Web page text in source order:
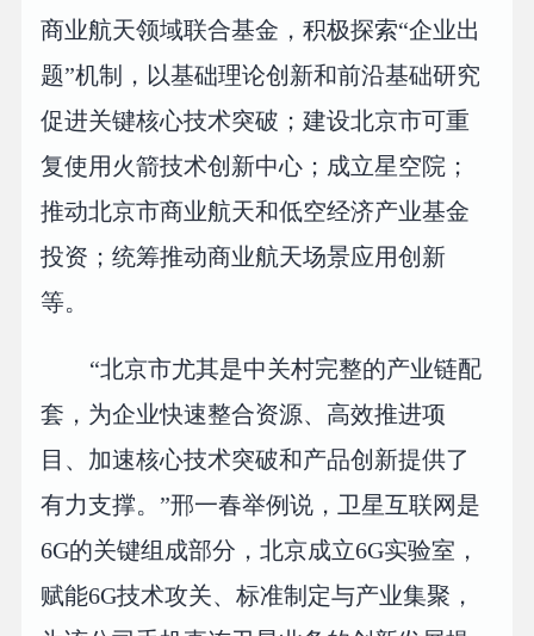
商业航天领域联合基金，积极探索“企业出
题”机制，以基础理论创新和前沿基础研究
促进关键核心技术突破；建设北京市可重
复使用火箭技术创新中心；成立星空院；
推动北京市商业航天和低空经济产业基金
投资；统筹推动商业航天场景应用创新
等。
“北京市尤其是中关村完整的产业链配
套，为企业快速整合资源、高效推进项
目、加速核心技术突破和产品创新提供了
有力支撑。”邢一春举例说，卫星互联网是
6G的关键组成部分，北京成立6G实验室，
赋能6G技术攻关、标准制定与产业集聚，